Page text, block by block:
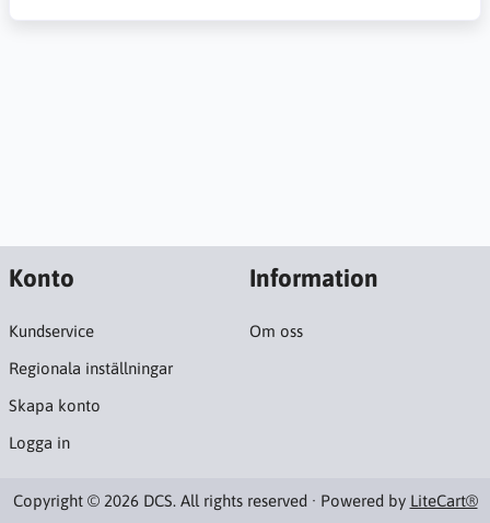
Konto
Kundservice
Regionala inställningar
Skapa konto
Logga in
Information
Om oss
Copyright © 2026 DCS. All rights reserved · Powered by LiteCart®